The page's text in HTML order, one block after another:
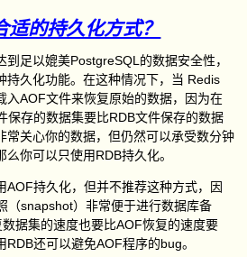
适的持久化方式？
到足以媲美PostgreSQL的数据安全性，
持久化功能。在这种情况下，当 Redis
入AOF文件来恢复原始的数据，因为在
保存的数据集要比RDB文件保存的数据
常关心你的数据，但仍然可以承受数分钟
你可以只使用RDB持久化。
AOF持久化，但并不推荐这种方式，因
（snapshot）非常便于进行数据库备
据集的速度也要比AOF恢复的速度要
RDB还可以避免AOF程序的bug。